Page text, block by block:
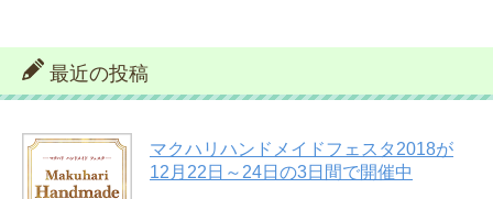
最近の投稿
マクハリハンドメイドフェスタ2018が
12月22日～24日の3日間で開催中